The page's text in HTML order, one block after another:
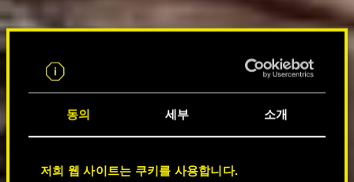
동의 세부 소개
저희 웹 사이트는 쿠키를 사용합니다.